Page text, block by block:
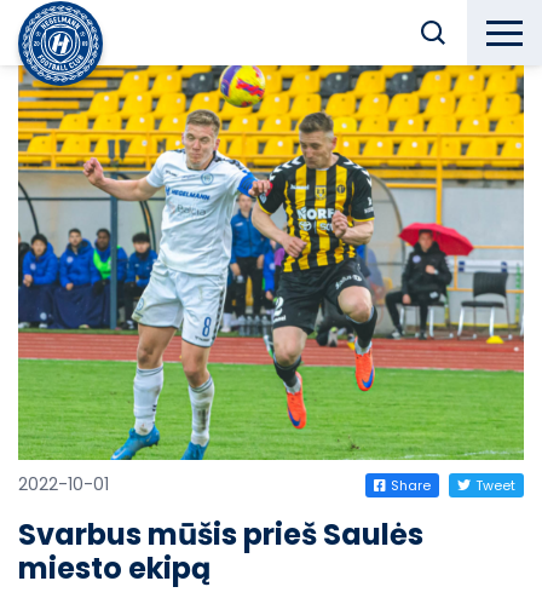
2022-10-01 Share Tweet
Svarbus mūšis prieš Saulės
miesto ekipą